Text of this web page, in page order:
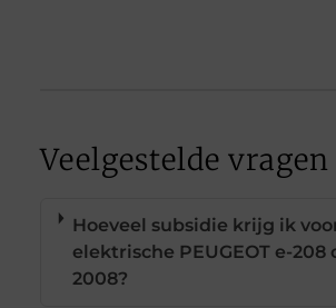
Veelgestelde vragen
Hoeveel subsidie krijg ik
elektrische PEUGEOT e-208
2008?